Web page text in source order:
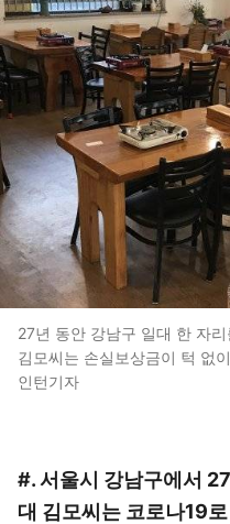
27년 동안 강남구 일대 한 자
김모씨는 손실보상금이 턱 없
인턴기자
#. 서울시 강남구에서
대 김모씨는 코로나19